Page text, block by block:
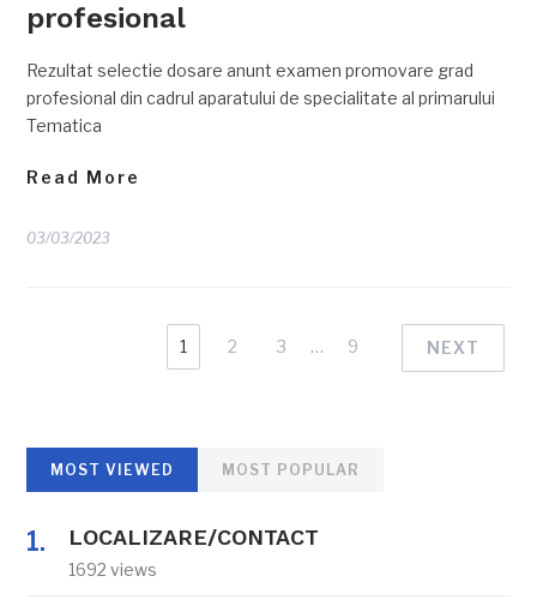
profesional
Rezultat selectie dosare anunt examen promovare grad
profesional din cadrul aparatului de specialitate al primarului
Tematica
Read More
03/03/2023
1 2 3 … 9 NEXT
MOST VIEWED MOST POPULAR
LOCALIZARE/CONTACT
1692 views